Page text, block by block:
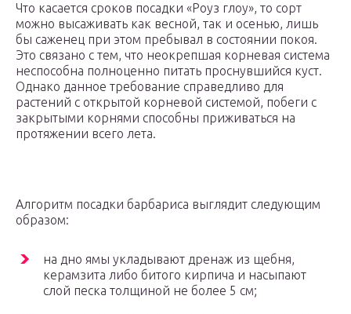
Что касается сроков посадки «Роуз глоу», то сорт
можно высаживать как весной, так и осенью, лишь
бы саженец при этом пребывал в состоянии покоя.
Это связано с тем, что неокрепшая корневая система
неспособна полноценно питать проснувшийся куст.
Однако данное требование справедливо для
растений с открытой корневой системой, побеги с
закрытыми корнями способны приживаться на
протяжении всего лета.
Алгоритм посадки барбариса выглядит следующим
образом:
на дно ямы укладывают дренаж из щебня,
керамзита либо битого кирпича и насыпают
слой песка толщиной не более 5 см;